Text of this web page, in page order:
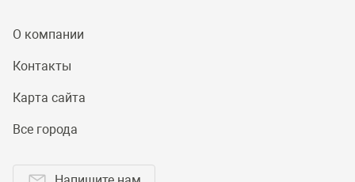
О компании
Контакты
Карта сайта
Все города